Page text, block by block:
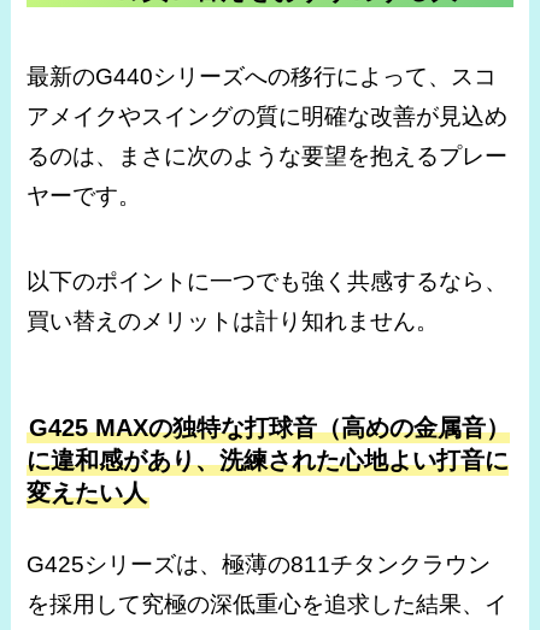
最新のG440シリーズへの移行によって、スコ
アメイクやスイングの質に明確な改善が見込め
るのは、まさに次のような要望を抱えるプレー
ヤーです。
以下のポイントに一つでも強く共感するなら、
買い替えのメリットは計り知れません。
G425 MAXの独特な打球音（高めの金属音）
に違和感があり、洗練された心地よい打音に
変えたい人
G425シリーズは、極薄の811チタンクラウン
を採用して究極の深低重心を追求した結果、イ